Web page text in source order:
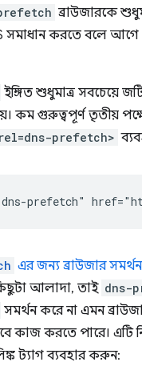
ব্রাউজারকে
সমাধান করতে বলে
ইঙ্গিত শুধুমাত্র সবচেয়ে
কম গুরুত্বপূর্ণ তৃতীয়
prefetch>
এর জন্য ব্রাউজার সমর্থন
আলাদা, তাই dns-
সমর্থন করে না এমন
কাজ করতে পারে। এটি
ট্যাগ ব্যবহার করুন: